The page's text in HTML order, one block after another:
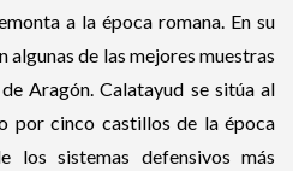
a la época romana. En su
algunas de las mejores muestras
Aragón. Calatayud se sitúa al
por cinco castillos de la época
los sistemas defensivos más